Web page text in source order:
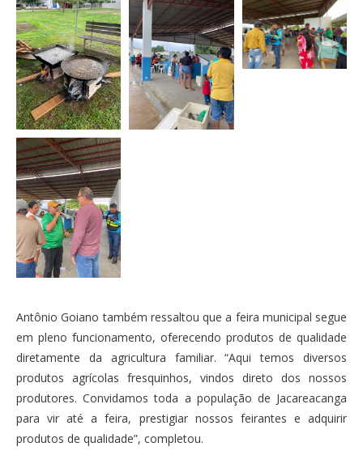
Antônio Goiano também ressaltou que a feira municipal segue
em pleno funcionamento, oferecendo produtos de qualidade
diretamente da agricultura familiar. “Aqui temos diversos
produtos agrícolas fresquinhos, vindos direto dos nossos
produtores. Convidamos toda a população de Jacareacanga
para vir até a feira, prestigiar nossos feirantes e adquirir
produtos de qualidade”, completou.